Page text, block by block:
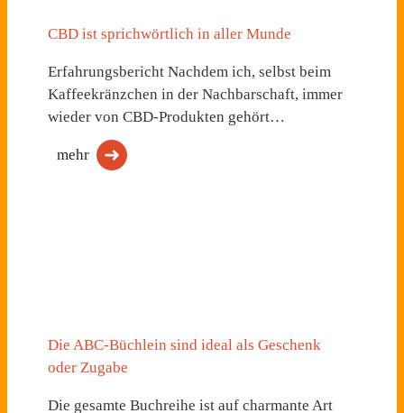
CBD ist sprichwörtlich in aller Munde
Erfahrungsbericht Nachdem ich, selbst beim
Kaffeekränzchen in der Nachbarschaft, immer
wieder von CBD-Produkten gehört…
mehr
Die ABC-Büchlein sind ideal als Geschenk
oder Zugabe
Die gesamte Buchreihe ist auf charmante Art